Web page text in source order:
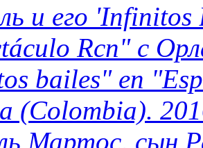
и его
Rcn" с
bailes" en
(Colombia).
Мартос, сын